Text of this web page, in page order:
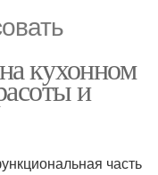
кухонном
и
часть